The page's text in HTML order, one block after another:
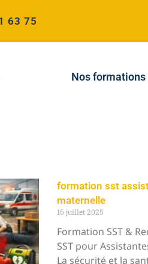
63 75
Nos formations
formation sst
maternelle
16 juillet 2025
Formation SST &
SST pour
La sécurité et la